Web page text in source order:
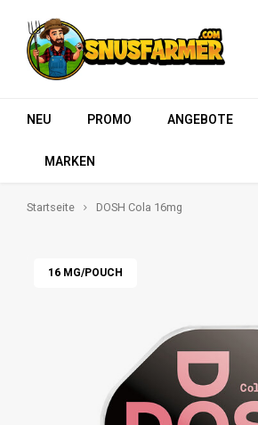
NEU PROMO ANGEBOTE
MARKEN
Startseite DOSH Cola 16mg
16 MG/POUCH